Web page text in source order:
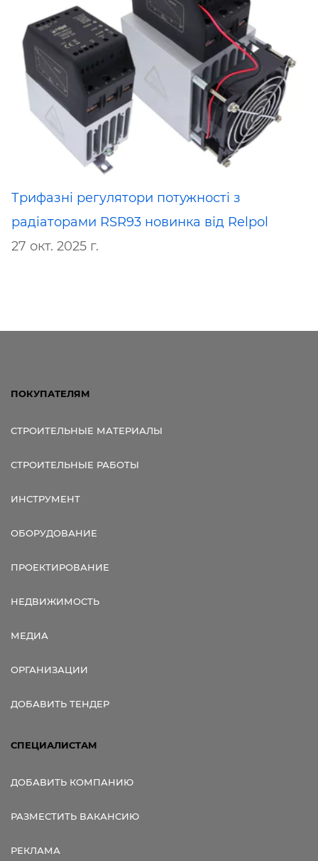
Трифазні регулятори потужності з
радіаторами RSR93 новинка від Relpol
27 окт. 2025 г.
ПОКУПАТЕЛЯМ
СТРОИТЕЛЬНЫЕ МАТЕРИАЛЫ
СТРОИТЕЛЬНЫЕ РАБОТЫ
ИНСТРУМЕНТ
ОБОРУДОВАНИЕ
ПРОЕКТИРОВАНИЕ
НЕДВИЖИМОСТЬ
МЕДИА
ОРГАНИЗАЦИИ
ДОБАВИТЬ ТЕНДЕР
СПЕЦИАЛИСТАМ
ДОБАВИТЬ КОМПАНИЮ
РАЗМЕСТИТЬ ВАКАНСИЮ
РЕКЛАМА